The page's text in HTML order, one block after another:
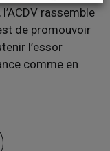
rassemble
de promouvoir
l’essor
comme en